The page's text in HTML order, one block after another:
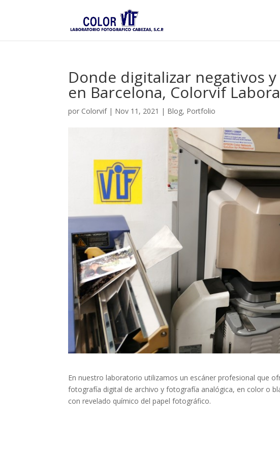
Donde digitalizar negativos
en Barcelona, Colorvif
por Colorvif| Nov 11, 2021 | Blog, Portfolio
En nuestro laboratorio utilizamos un escáner profesional que
fotografía digital de archivo y fotografía analógica, en color o
con revelado químico del papel fotográfico.